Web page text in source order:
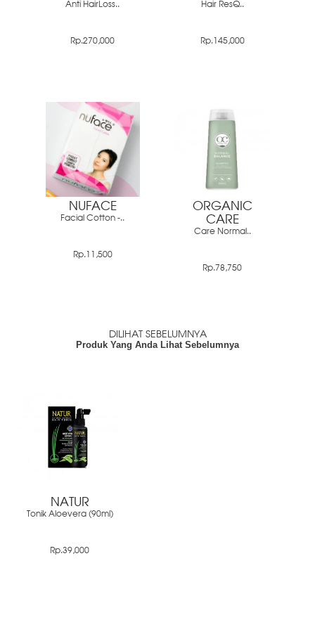
Anti HairLoss..
Rp.270,000
Hair ResQ..
Rp.145,000
NUFACE
Facial Cotton -..
Rp.11,500
ORGANIC
CARE
Care Normal..
Rp.78,750
DILIHAT SEBELUMNYA
Produk Yang Anda Lihat Sebelumnya
NATUR
Tonik Aloevera (90ml)
Rp.39,000